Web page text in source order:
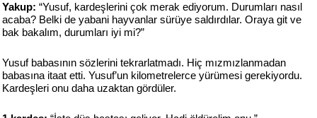
Yakup: “Yusuf, kardeşlerini çok merak ediyorum. Durumları nasıl
acaba? Belki de yabani hayvanlar sürüye saldırdılar. Oraya git ve
bak bakalım, durumları iyi mi?”
Yusuf babasının sözlerini tekrarlatmadı. Hiç mızmızlanmadan
babasına itaat etti. Yusuf’un kilometrelerce yürümesi gerekiyordu.
Kardeşleri onu daha uzaktan gördüler.